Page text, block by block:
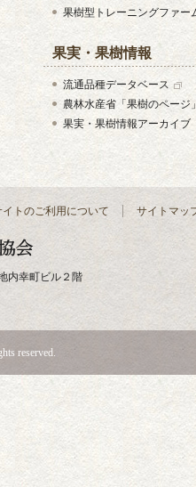
果樹型トレーニングファー
果実・果樹情報
流通品種データベース
農林水産省「果樹のページ
果実・果樹情報アーカイブ
イトのご利用について サイトマッ
内幸町ビル２階
reserved.